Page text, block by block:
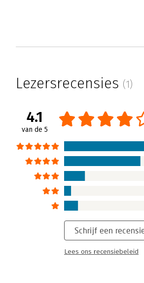
Mariska Fennema | 3
van een groot bedrijf.
leidinggevende
waren.
Lees verder
Lezersrecensies (1)
4.1
van de 5
Schrijf een
Lees ons recensiebeleid